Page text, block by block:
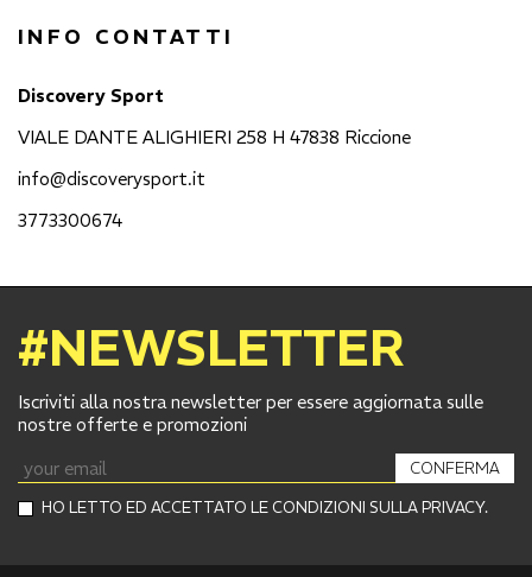
INFO CONTATTI
Discovery Sport
VIALE DANTE ALIGHIERI 258 H 47838 Riccione
info@discoverysport.it
3773300674
#NEWSLETTER
Iscriviti alla nostra newsletter per essere aggiornata sulle
nostre offerte e promozioni
HO LETTO ED ACCETTATO LE CONDIZIONI SULLA PRIVACY.
CONFERMA